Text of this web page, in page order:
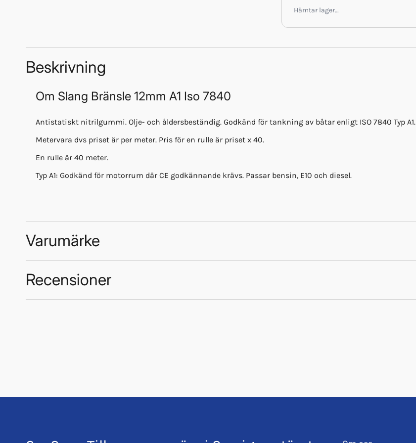
Hämtar lager…
Beskrivning
Om Slang Bränsle 12mm A1 Iso 7840
Antistatiskt nitrilgummi. Olje- och åldersbeständig. Godkänd för tankning av båtar enligt ISO 7840 Typ A1.
Metervara dvs priset är per meter. Pris för en rulle är priset x 40.
En rulle är 40 meter.
Typ A1: Godkänd för motorrum där CE godkännande krävs. Passar bensin, E10 och diesel.
Varumärke
Recensioner